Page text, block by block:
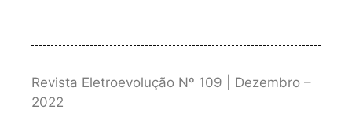
Revista Eletroevolução Nº 109 | Dezembro –
2022